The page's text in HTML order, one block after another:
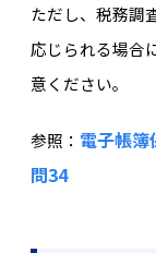
ただし、税務調
応じられる場合
意ください。
参照： 電子帳簿
問34